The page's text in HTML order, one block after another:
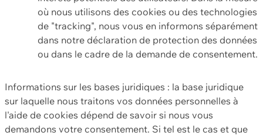
où nous utilisons des cookies ou des technologies
de "tracking", nous vous en informons séparément
dans notre déclaration de protection des données
ou dans le cadre de la demande de consentement.
Informations sur les bases juridiques : la base juridique
sur laquelle nous traitons vos données personnelles à
l'aide de cookies dépend de savoir si nous vous
demandons votre consentement. Si tel est le cas et que